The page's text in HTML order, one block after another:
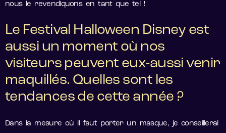
nous le revendiquons en tant que tel !
Le Festival Halloween Disney est
aussi un moment où nos
visiteurs peuvent eux-aussi venir
maquillés. Quelles sont les
tendances de cette année ?
Dans la mesure où il faut porter un masque, je conseillerai